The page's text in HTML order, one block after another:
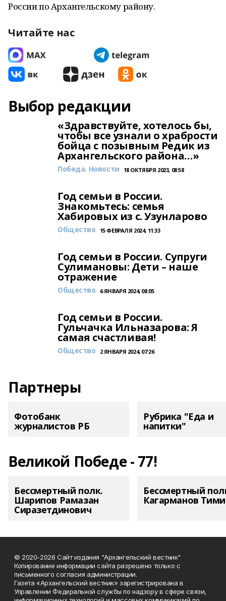
России по Архангельскому району.
Читайте нас
Выбор редакции
«Здравствуйте, хотелось бы,
чтобы все узнали о храбрости
бойца с позывным Редик из
Архангельского района…»
Победа. Новости 18 ОКТЯБРЯ 2023, 08:58
Год семьи в России.
Знакомьтесь: семья
Хабировых из с. Узунларово
Общество 15 ФЕВРАЛЯ 2024, 11:33
Год семьи в России. Супруги
Сулимановы: Дети – наше
отражение
Общество 6 ЯНВАРЯ 2024, 08:05
Год семьи в России.
Гульчачка Ильназарова: Я
самая счастливая!
Общество 2 ЯНВАРЯ 2024, 07:26
Партнеры
Фотобанк
журналистов РБ
Рубрика "Еда и
напитки"
Великой Победе - 77!
Бессмертный полк.
Шарипов Рамазан
Сиразетдинович
Бессмертный
Кагарманов
© 2020-2026 Сайт издания "Архангельский вестник"
Копирование информации сайта разрешено только с
письменного согласия администрации.
Газета «Архангельский вестник» зарегистрирована в
Управлении Федеральной службы по надзору в сфере связи,